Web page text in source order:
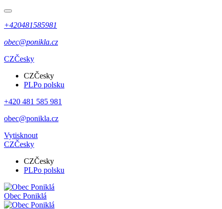
+420481585981
obec@ponikla.cz
CZČesky
CZČesky
PLPo polsku
+420 481 585 981
obec@ponikla.cz
Vytisknout
CZČesky
CZČesky
PLPo polsku
Obec Poniklá